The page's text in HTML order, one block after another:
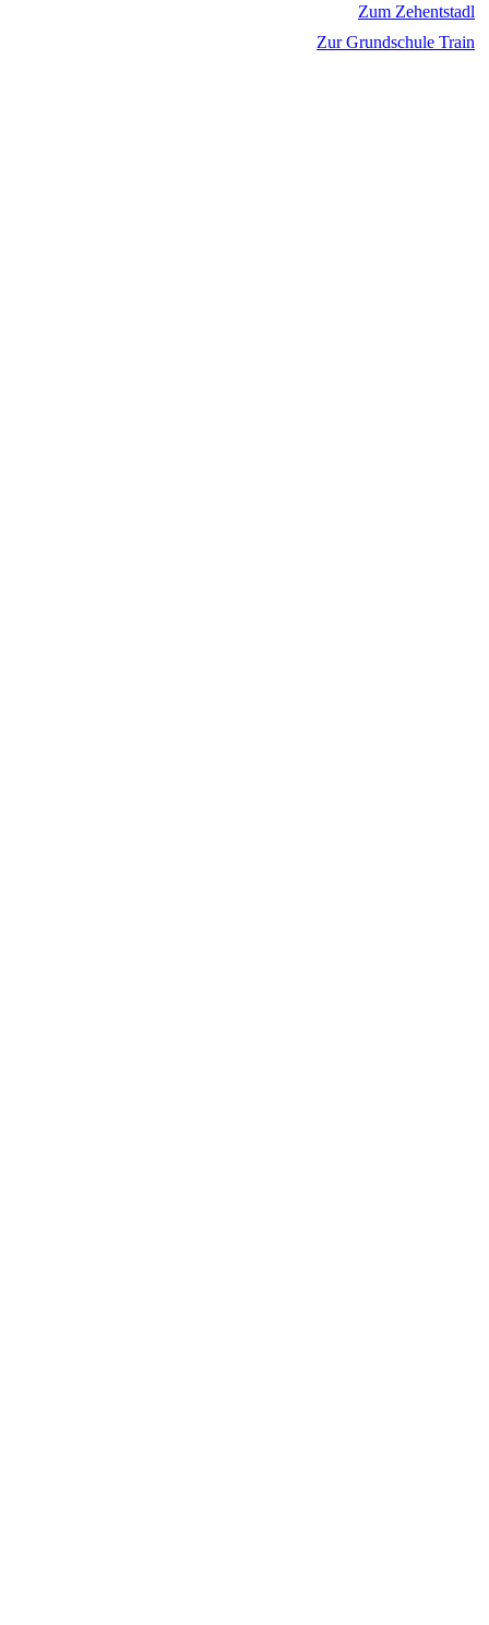
Zum Zehentstadl
Zur Grundschule Train